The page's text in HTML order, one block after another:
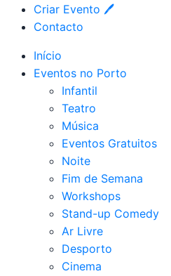
Criar Evento 🖊
Contacto
Início
Eventos no Porto
Infantil
Teatro
Música
Eventos Gratuitos
Noite
Fim de Semana
Workshops
Stand-up Comedy
Ar Livre
Desporto
Cinema